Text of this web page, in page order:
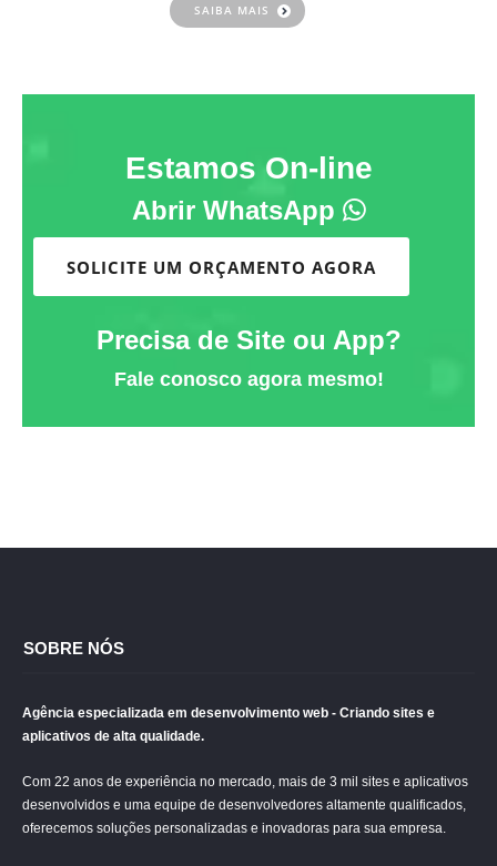
SAIBA MAIS
Estamos On-line
Abrir WhatsApp
SOLICITE UM ORÇAMENTO AGORA
Precisa de Site ou App?
Fale conosco agora mesmo!
SOBRE NÓS
Agência especializada em desenvolvimento web - Criando sites e
aplicativos de alta qualidade.
Com 22 anos de experiência no mercado, mais de 3 mil sites e aplicativos
desenvolvidos e uma equipe de desenvolvedores altamente qualificados,
oferecemos soluções personalizadas e inovadoras para sua empresa.